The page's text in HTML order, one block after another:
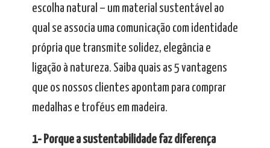
escolha natural – um material sustentável ao
qual se associa uma comunicação com identidade
própria que transmite solidez, elegância e
ligação à natureza. Saiba quais as 5 vantagens
que os nossos clientes apontam para comprar
medalhas e troféus em madeira.
1- Porque a sustentabilidade faz diferença